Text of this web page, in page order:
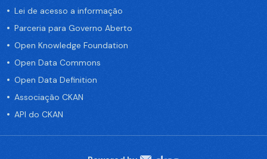
Lei de acesso a informação
Parceria para Governo Aberto
Open Knowledge Foundation
Open Data Commons
Open Data Definition
Associação CKAN
API do CKAN